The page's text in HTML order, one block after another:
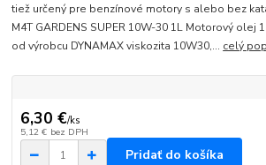
tiež určený pre benzínové motory s alebo bez
M4T GARDENS SUPER 10W-30 1L Motorový olej
od výrobcu DYNAMAX viskozita 10W30,... celý
6,30 €/ks
5,12 € bez DPH
Pridať do košíka